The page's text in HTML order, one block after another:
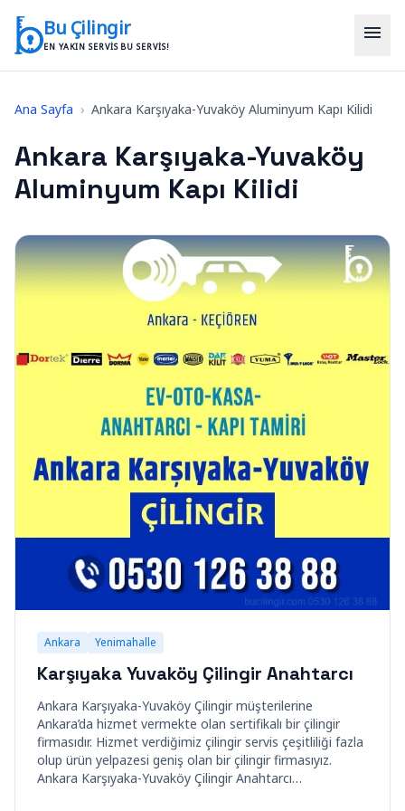
Bu Çilingir
EN YAKIN SERVIS BU SERVIS!
menu
Ana Sayfa › Ankara Karşıyaka-Yuvaköy Aluminyum Kapı Kilidi
Ankara Karşıyaka-Yuvaköy
Aluminyum Kapı Kilidi
Ankara Yenimahalle
Karşıyaka Yuvaköy Çilingir Anahtarcı
Ankara Karşıyaka-Yuvaköy Çilingir müşterilerine
Ankara’da hizmet vermekte olan sertifikalı bir çilingir
firmasıdır. Hizmet verdiğimiz çilingir servis çeşitliliği fazla
olup ürün yelpazesi geniş olan bir çilingir firmasıyız.
Ankara Karşıyaka-Yuvaköy Çilingir Anahtarcı…